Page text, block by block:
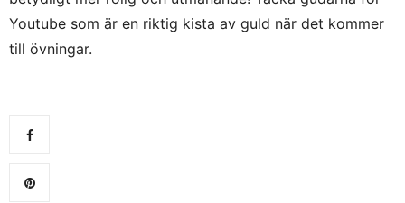
Youtube som är en riktig kista av guld när det kommer
till övningar.